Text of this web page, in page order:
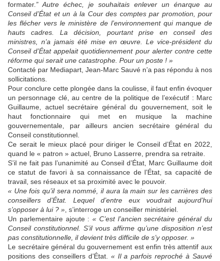
formater. ” Autre échec, je souhaitais enlever un énarque au
Conseil d’État et un à la Cour des comptes par promotion, pour
les flécher vers le ministère de l’environnement qui manque de
hauts cadres. La décision, pourtant prise en conseil des
ministres, n’a jamais été mise en œuvre. Le vice-président du
Conseil d’État appelait quotidiennement pour alerter contre cette
réforme qui serait une catastrophe. Pour un poste ! »
Contacté par Mediapart, Jean-Marc Sauvé n’a pas répondu à nos
sollicitations.
Pour conclure cette plongée dans la coulisse, il faut enfin évoquer
un personnage clé, au centre de la politique de l’exécutif : Marc
Guillaume, actuel secrétaire général du gouvernement, soit le
haut fonctionnaire qui met en musique la machine
gouvernementale, par ailleurs ancien secrétaire général du
Conseil constitutionnel.
Ce serait le mieux placé pour diriger le Conseil d’État en 2022,
quand le « patron » actuel, Bruno Lasserre, prendra sa retraite.
S’il ne fait pas l’unanimité au Conseil d’État, Marc Guillaume doit
ce statut de favori à sa connaissance de l’État, sa capacité de
travail, ses réseaux et sa proximité avec le pouvoir.
« Une fois qu’il sera nommé, il aura la main sur les carrières des
conseillers d’État. Lequel d’entre eux voudrait aujourd’hui
s’opposer à lui ? » , s’interroge un conseiller ministériel.
Un parlementaire ajoute :« C’est l’ancien secrétaire général du
Conseil constitutionnel. S’il vous affirme qu’une disposition n’est
pas constitutionnelle, il devient très difficile de s’y opposer. »
Le secrétaire général du gouvernement est enfin très attentif aux
positions des conseillers d’État. « Il a parfoisreproché à Sauvé